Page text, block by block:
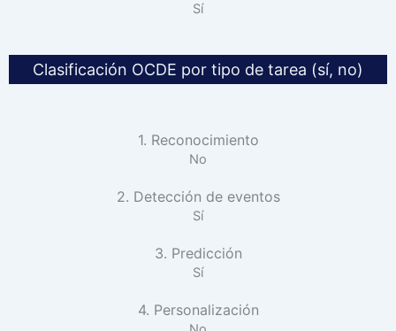
Sí
Clasificación OCDE por tipo de tarea (sí, no)
1. Reconocimiento
No
2. Detección de eventos
Sí
3. Predicción
Sí
4. Personalización